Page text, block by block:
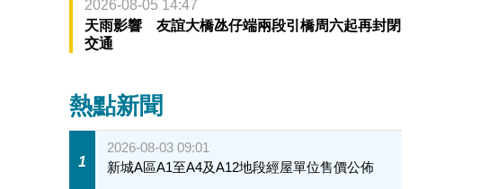
2026-08-05 14:47
天雨影響 友誼大橋氹仔端兩段引橋周六起再封閉
交通
熱點新聞
1
2026-08-03 09:01
新城A區A1至A4及A12地段經屋單位售價公佈